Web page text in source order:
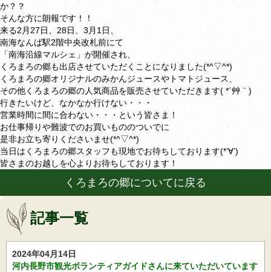
か？？
そんな方に朗報です！！
来る2月27日、28日、3月1日、
南海なんば駅2階中央改札前にて
「南海沿線マルシェ」が開催され、
くろまろの郷も出店させていただくことになりました(*^▽^*)
くろまろの郷オリジナルのみかんジュースやトマトジュース、
その他くろまろの郷の人気商品を販売させていただきます( *´艸｀)
行きたいけど、なかなか行けない・・・
営業時間に間に合わない・・・という皆さま！
お仕事帰りや難波でのお買いもののついでに
是非お立ち寄りくださいませ(*^▽^*)
当日はくろまろの郷スタッフも現地でお待ちしております(*’∀’)
皆さまのお越しを心よりお待ちしております！
くろまろの郷についてに戻る
記事一覧
2024年04月14日
河内長野市観光ボランティアガイドさんに来ていただいています